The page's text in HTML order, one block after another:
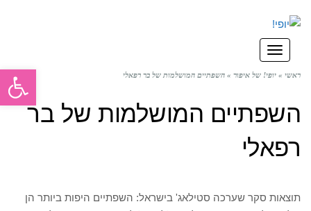
תפריט
ראשי » יופי! של איפור » השפתיים המושלמות של בר רפאלי
השפתיים המושלמות של בר
רפאלי
תוצאות סקר שערכה סטילאג' בישראל: השפתיים היפות ביותר הן
פתח